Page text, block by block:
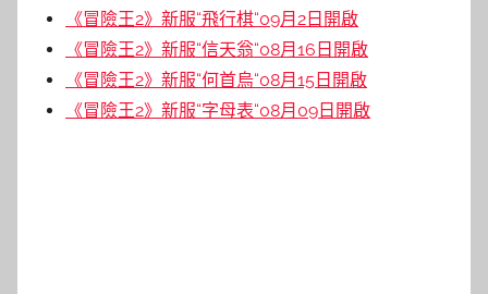
《冒險王2》新服“飛行棋“09月2日開啟
《冒險王2》新服“信天翁“08月16日開啟
《冒險王2》新服“何首烏“08月15日開啟
《冒險王2》新服“字母表“08月09日開啟